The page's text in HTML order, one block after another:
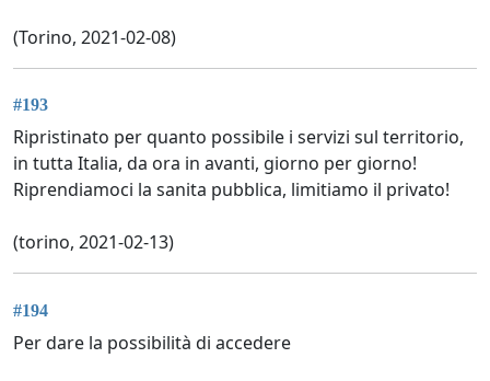
(Torino, 2021-02-08)
#193
Ripristinato per quanto possibile i servizi sul territorio,
in tutta Italia, da ora in avanti, giorno per giorno!
Riprendiamoci la sanita pubblica, limitiamo il privato!
(torino, 2021-02-13)
#194
Per dare la possibilità di accedere